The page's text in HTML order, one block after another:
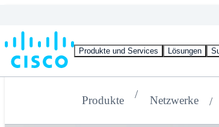
Produkte und Services Lösungen
Produkte Netzwerke